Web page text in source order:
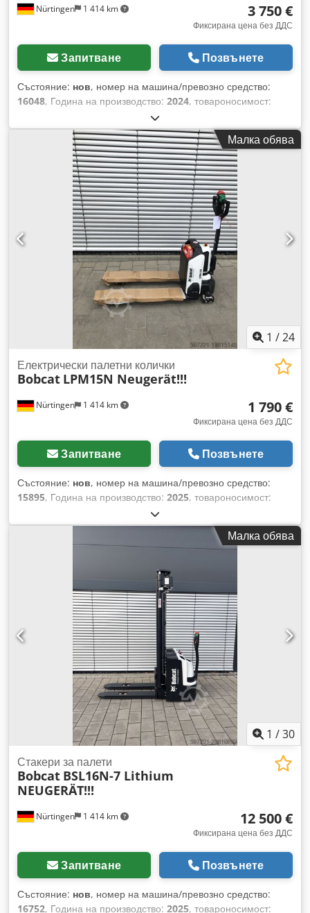
Nürtingen 1 414 km 3 750 €
Фиксирана цена без ДДС
Запитване Позвънете
Състояние: нов, номер на машина/превозно средство:
16048, Година на производство: 2024, товароносимост:
, височина на повдигане:
товара:600 мм, тип гориво:електрически, тип мачта:
, строителна височина:2 080 мм, напрежение на
24 V, дължина на вилиците:1 150 мм
576 кг, 5076939 Сериен номер: OBWNL-002740
Dsdpsykc Rrofx Af Hjck Характеристики на акумулатора: 24
Малка обява
1 /24
Nürtingen 1 414 km
Електрически палетни колички
Bobcat LPM15N Neugerät!!!
1 790 €
Фиксирана цена без ДДС
Запитване Позвънете
Състояние: нов, номер на машина/превозно средство:
15895, Година на производство: 2025, товароносимост:
600 мм
електрически, тип мачта:друго, строителна височина:
, дължина на вилиците:
, размер на
, Тип двигател: електрически, производител: Bobcat
Dodsw R A Dljpfx Af Hock
Малка обява
1 /30
Nürtingen 1 414 km
Стакери за палети
Bobcat BSL16N-7 Lithium
NEUGERÄT!!!
12 500 €
Фиксирана цена без ДДС
Запитване Позвънете
Състояние: нов, номер на машина/превозно средство:
16752, Година на производство: 2025, товароносимост: